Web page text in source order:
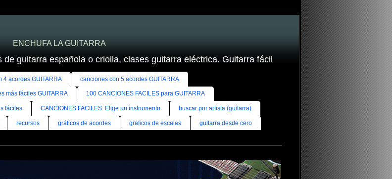
ENCHUFA LA GUITARRA
guitarra española o criolla, clases guitarra eléctrica. Guitarra fácil
4 acordes GUITARRA canciones con 5 acordes GUITARRA
más fáciles GUITARRA 100 CANCIONES FACILES para GUITARRA
fáciles CANCIONES FACILES: Elige un instrumento buscar por artista (guitarra)
recursos gráficos de acordes graficos de escalas guitarra desde cero